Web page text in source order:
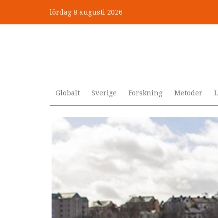
huvudinnehåll
lördag 8 augusti 2026
Globalt Sverige Forskning Metoder
”Jobbet gick bra – just